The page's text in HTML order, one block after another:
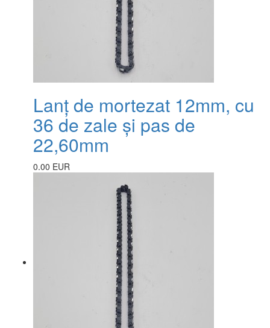
Lanț de mortezat 12mm, cu
36 de zale și pas de
22,60mm
0.00 EUR